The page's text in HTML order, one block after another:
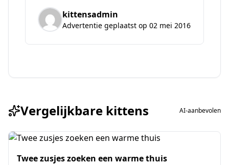
kittensadmin
Advertentie geplaatst op 02 mei 2016
Vergelijkbare kittens AI-aanbevolen
Twee zusjes zoeken een warme thuis